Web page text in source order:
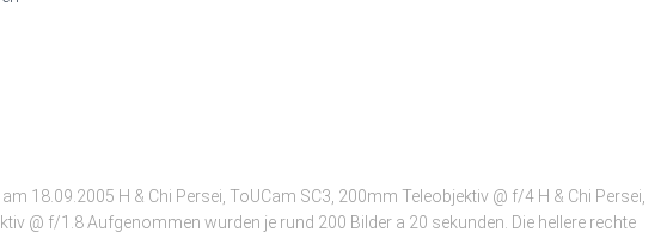
18.09.2005 H & Chi Persei, ToUCam SC3, 200mm Teleobjektiv @ f/4 H & Chi Persei,
@ f/1.8 Aufgenommen wurden je rund 200 Bilder a 20 sekunden. Die hellere rechte